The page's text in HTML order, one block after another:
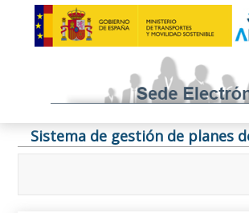
Sistema de gestión de planes